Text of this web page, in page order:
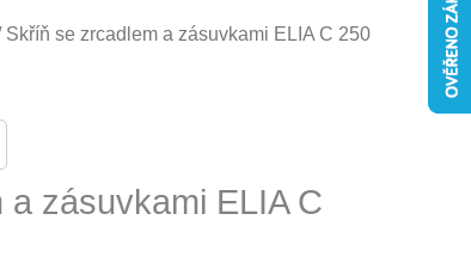
Skříň se zrcadlem a zásuvkami ELIA C 250
zásuvkami ELIA C